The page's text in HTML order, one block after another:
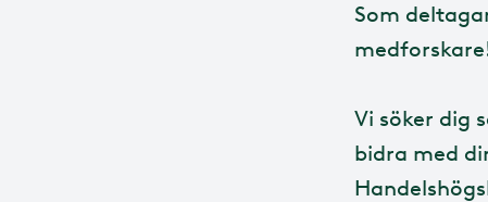
Som
Vi söker dig
bidra med